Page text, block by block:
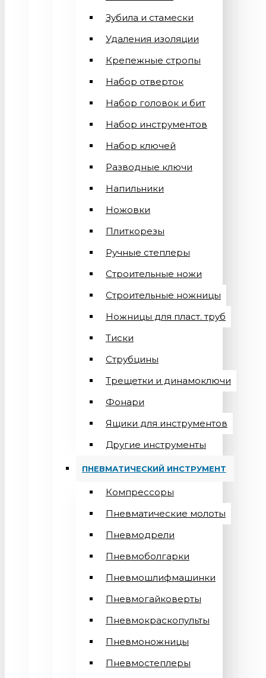
Зубила и стамески
Удаления изоляции
Крепежные стропы
Набор отверток
Набор головок и бит
Набор инструментов
Набор ключей
Разводные ключи
Напильники
Ножовки
Плиткорезы
Ручные степлеры
Строительные ножи
Строительные ножницы
Ножницы для пласт. труб
Тиски
Струбцины
Трещетки и динамоключи
Фонари
Ящики для инструментов
Другие инструменты
ПНЕВМАТИЧЕСКИЙ ИНСТРУМЕНТ
Компрессоры
Пневматические молоты
Пневмодрели
Пневмоболгарки
Пневмошлифмашинки
Пневмогайковерты
Пневмокраскопульты
Пневмоножницы
Пневмостеплеры